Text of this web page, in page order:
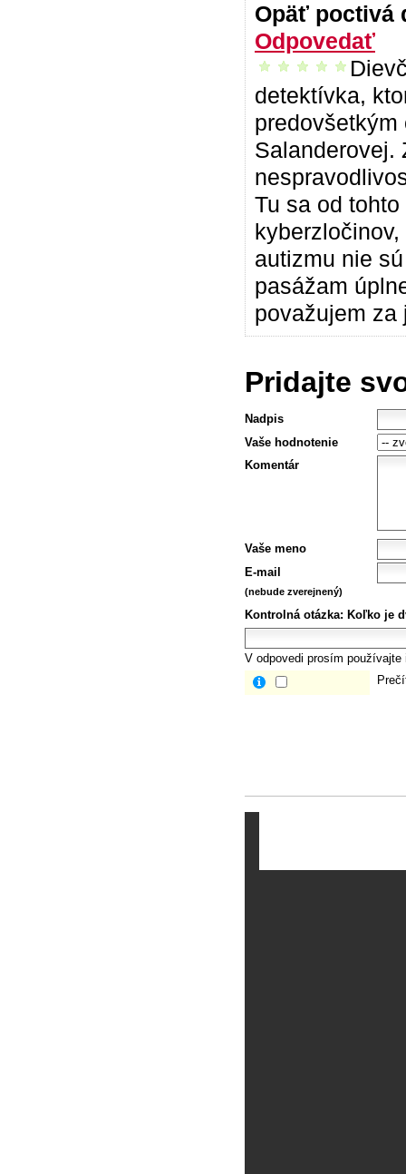
Opäť poctivá
Odpovedať
vrelo odporúčam
detektívka,
Salanderovej.
Tu sa od
autizmu nie
pasážam
považujem za
Pridajte
Nadpis
Vaše hodnotenie
Komentár
Vaše meno
E-mail
(nebude zverejnený)
Kontrolná otázka: Koľko je
V odpovedi prosím